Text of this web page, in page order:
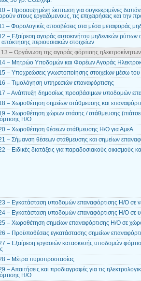
– Προσαυξημένη έκπτωση για συγκεκριμένες
στους εργαζόμενους, τις επιχειρήσεις και την
– Φορολογικές αποσβέσεις στα μέσα μεταφοράς
– Εξαίρεση αγοράς αυτοκινήτου μηδενικών ρύπων
περιουσιακών στοιχείων
– Οργάνωση της αγοράς φόρτισης
– Μητρώο Υποδομών και Φορέων Αγοράς
– Υποχρεώσεις γνωστοποίησης στοιχείων μέσω
– Τιμολόγηση υπηρεσιών επαναφόρτισης
– Ανάπτυξη δημοσίως προσβάσιμων υποδομών
– Χωροθέτηση σημείων στάθμευσης και
– Χωροθέτηση χώρων στάσης / στάθμευσης
Η/Ο
– Χωροθέτηση θέσεων στάθμευσης Η/Ο για ΑμεΑ
– Σήμανση θέσεων στάθμευσης και σημείων
– Ειδικές διατάξεις για παραδοσιακούς οικισμούς
– Εγκατάσταση υποδομών επαναφόρτισης Η/Ο σε
– Εγκατάσταση υποδομών επαναφόρτισης Η/Ο σε
– Χωροθέτηση σημείων επαναφόρτισης Η/Ο σε
– Προϋποθέσεις εγκατάστασης σημείων
– Εξαίρεση εργασιών κατασκευής υποδομών
– Μέτρα πυροπροστασίας
– Απαιτήσεις και προδιαγραφές για τις
Η/Ο